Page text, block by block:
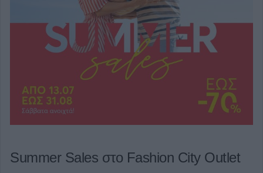
Summer Sales στο Fashion City Outlet